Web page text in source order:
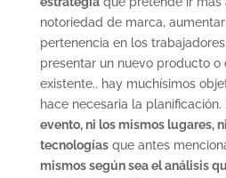
notoriedad de marca,
pertenencia en los
presentar un nuevo producto o
existente.. hay muchísimos
hace necesaria la planificación.
evento, ni los mismos lugares,
tecnologíasque antes
mismos según sea el análisis